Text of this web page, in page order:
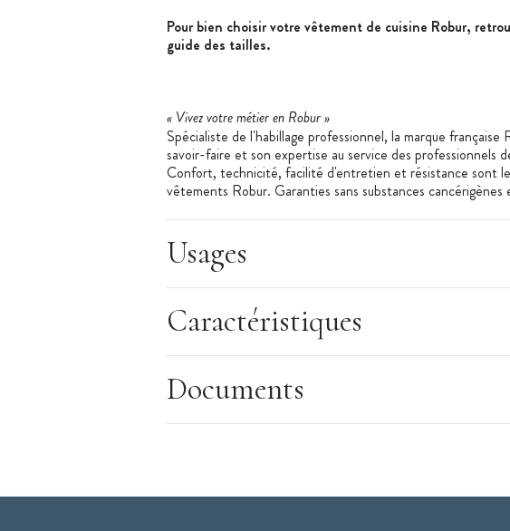
Pour bien choisir votre vêtement de cuisine Robur,
guide des tailles.
« Vivez votre métier en Robur »
Spécialiste de l'habillage professionnel, la marque française
savoir-faire et son expertise au service des professionnels
Confort, technicité, facilité d'entretien et résistance sont
vêtements Robur. Garanties sans substances cancérigènes
Les + produit
Entretien simple
Taille élastiquée
Caractéristiques du Pantalon de Cuisine:
Usages
Caractéristiques
Documents